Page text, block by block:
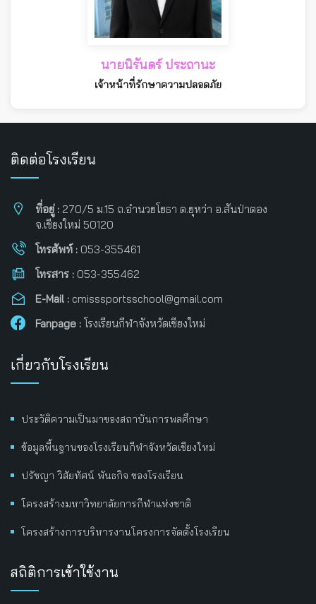
นายนิรันดร์ ประถานะ
เจ้าหน้าที่รักษาความปลอดภัย
ติดต่อโรงเรียน
ที่อยู่ : 270/5 ม.15 ถ.อำนวยโยธา ต.ยุหว่า อ.สันป่าตอง
จ.เชียงใหม่ 50120
โทรศัพท์ : 053-355461
โทรสาร : 053-355462
E-Mail : cmisssportsschool@gmail.com
Fanpage : โรงเรียนกีฬาจังหวัดเชียงใหม่
เกี่ยวกับโรงเรียน
ประวัติความเป็นมาของสถาบันการพลศึกษา
ข้อมูลพื้นฐานของโรงเรียนกีฬาจังหวัดเชียงใหม่
ปรัชญา วิสัยทัศน์ พันธกิจ ของโรงเรียน
โครงสร้างมหาวิทยาลัยการกีฬาแห่งชาติ
โครงสร้างการบริหารงานโครงการจัดตั้งโรงเรียน
สถิติการเข้าใช้งาน